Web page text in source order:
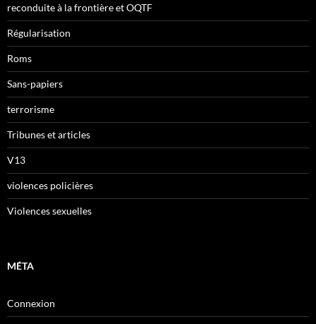
reconduite à la frontière et OQTF
Régularisation
Roms
Sans-papiers
terrorisme
Tribunes et articles
V13
violences policières
Violences sexuelles
MÉTA
Connexion